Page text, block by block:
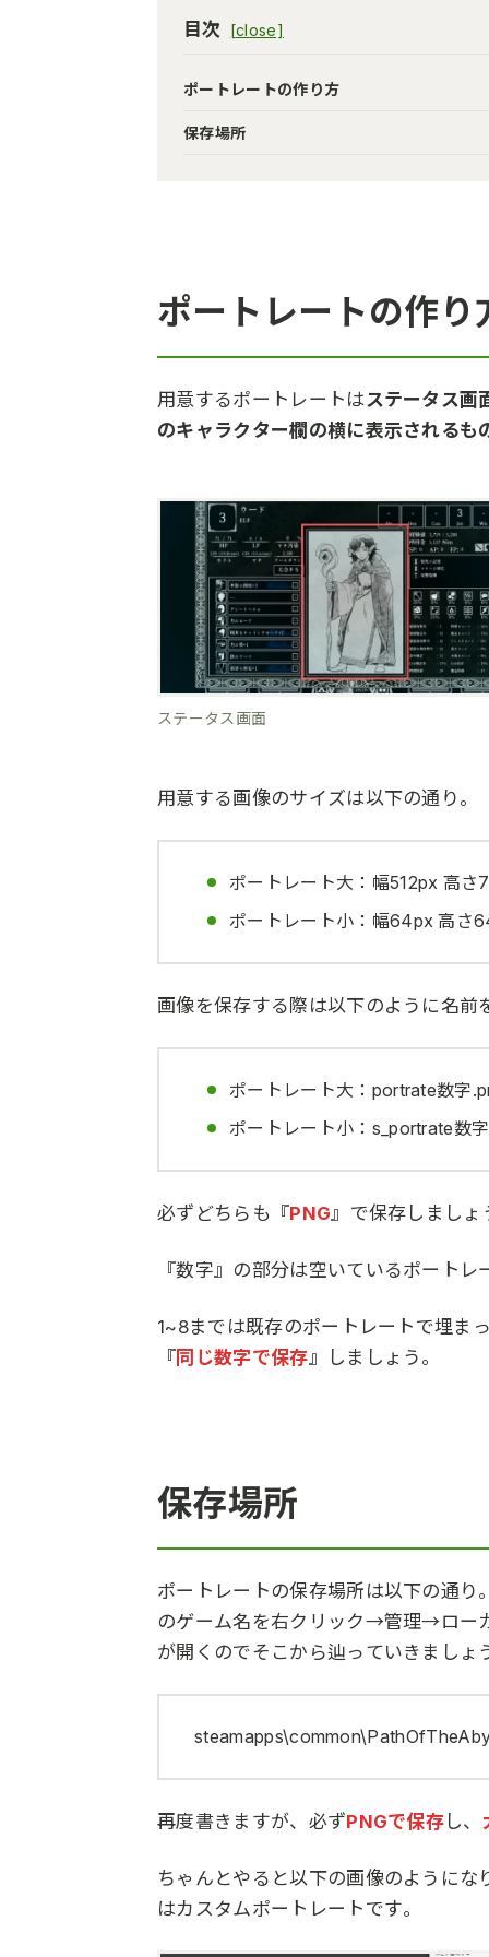
目次
ポートレートの作り方
保存場所
ポートレートの作り
用意するポートレートはステータス画
のキャラクター欄の横に表示されるも
ステータス画面
用意する画像のサイズは以下の通り。
ポートレート大：幅512px 高さ
ポートレート小：幅64px 高さ
画像を保存する際は以下のように名前
ポートレート大：portrate数字
ポートレート小：s_portrate数
必ずどちらも『PNG 』で保存しましょ
『数字』の部分は空いているポートレ
1~8までは既存のポートレートで埋ま
『同じ数字で保存 』しましょう。
保存場所
ポートレートの保存場所は以下の通
のゲーム名を右クリック→管理→ロー
が開くのでそこから辿っていきましょ
再度書きますが、必ずPNGで保存 し、
ちゃんとやると以下の画像のように
はカスタムポートレートです。